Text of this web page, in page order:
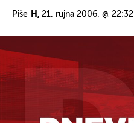
Piše H, 21. rujna 2006. @ 22:32